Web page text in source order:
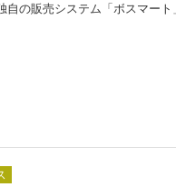
自の販売システム「ボスマート